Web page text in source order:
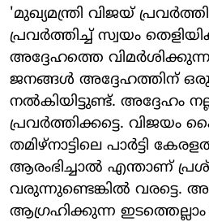
'മുഖ്യമന്ത്രി വിജയ്
പ്രവര്‍ത്തിച്ച് സ്വയം
അദ്ദേഹത്തെ
ജനങ്ങള്‍ അദ്ദേഹത്തിന്
നല്‍കിയിട്ടുണ്ട്. അദ്ദേഹം
പ്രവര്‍ത്തിക്കട്ടെ. വിജയം
തമിഴ്നാട്ടിലെ പാര്‍ട്ടി
ആരംഭിച്ചാല്‍ എന്താണ്
വരുന്നുണ്ടെങ്കില്‍ വരട്ടെ.
ആഗ്രഹിക്കുന്ന ഇടത്തെല്ലാം